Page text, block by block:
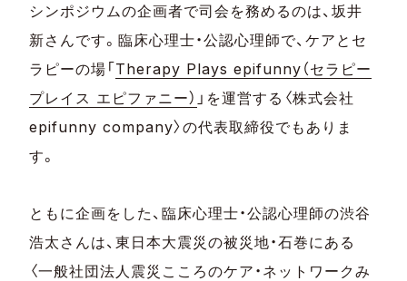
シンポジウムの企画者で司会を務めるのは、坂井
新さんです。臨床心理士・公認心理師で、ケアとセ
ラピーの場「Therapy Plays epifunny（セラピー
プレイス エピファニー） 」を運営する〈株式会社
epifunny company〉の代表取締役でもありま
す。
ともに企画をした、臨床心理士・公認心理師の渋谷
浩太さんは、東日本大震災の被災地・石巻にある
〈一般社団法人震災こころのケア・ネットワークみ